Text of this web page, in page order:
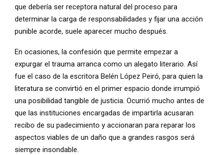
que debería ser receptora natural del proceso para
determinar la carga de responsabilidades y fijar una acción
punible acorde, suele aparecer mucho después.
En ocasiones, la confesión que permite empezar a
expurgar el trauma arranca como un alegato literario. Así
fue el caso de la escritora Belén López Peiró, para quien la
literatura se convirtió en el primer espacio donde irrumpió
una posibilidad tangible de justicia. Ocurrió mucho antes de
que las instituciones encargadas de impartirla acusaran
recibo de su padecimiento y accionaran para reparar los
aspectos viables de un daño que a grandes rasgos será
siempre insondable.